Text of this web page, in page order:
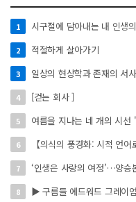
1 시구절에 담아내는 내 인생
2 적절하게 살아가기
3 일상의 현상학과 존재의 서
4 [걷는 회사 ]
5 여름을 지나는 네 개의 시
6 【의식의 풍경화: 시적 언어
7 ‘인생은 사랑의 여정’…양승
8 ▶ 구름들 에드워드 그레이